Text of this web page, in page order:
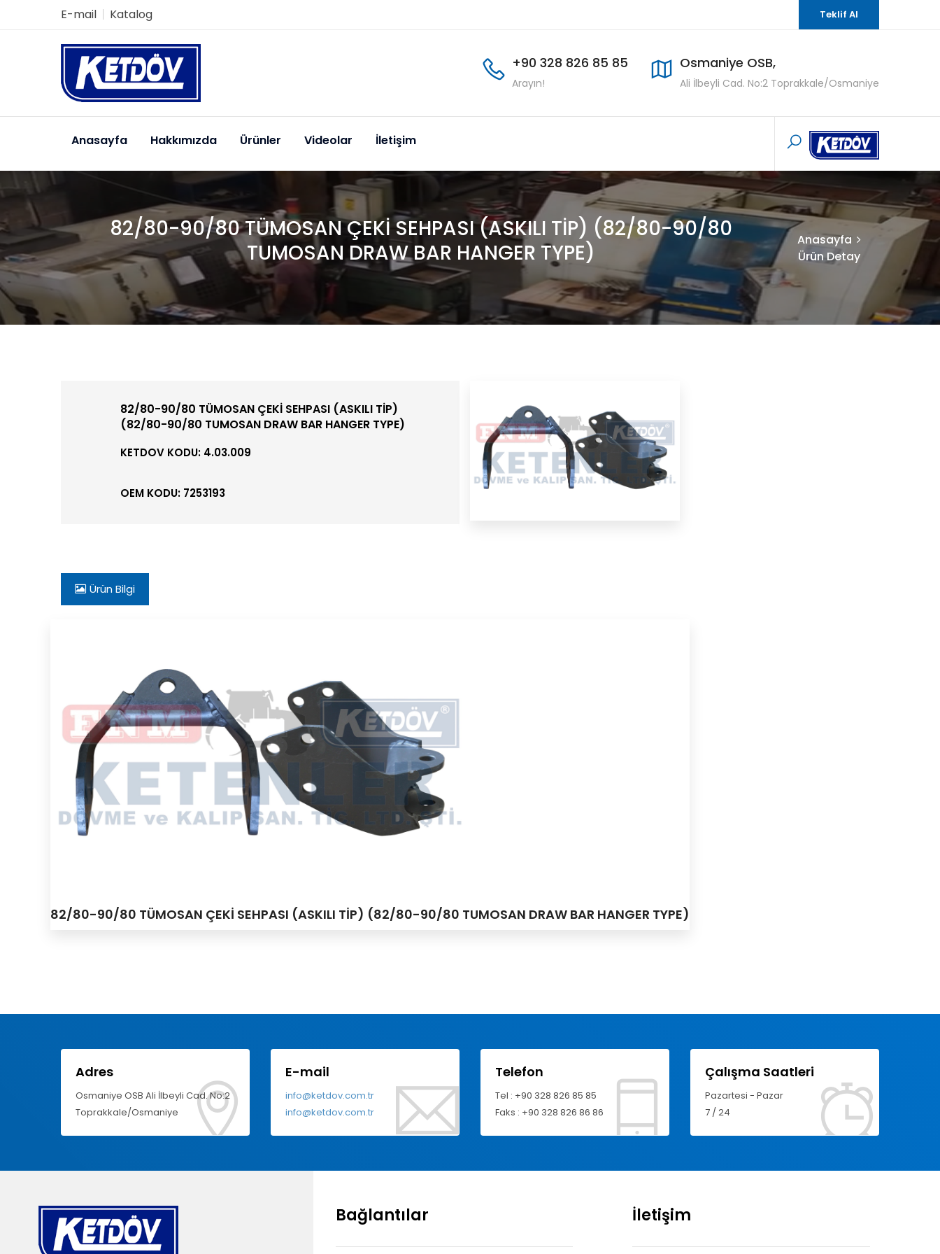
E-mail Katalog Teklif Al
+90 328 826 85 85
Arayın!
Osmaniye OSB,
Ali İlbeyli Cad. No:2 Toprakkale/Osmaniye
Anasayfa Hakkımızda Ürünler Videolar İletişim
82/80-90/80 TÜMOSAN ÇEKİ SEHPASI (ASKILI TİP) (82/80-90/80
TUMOSAN DRAW BAR HANGER TYPE)
Anasayfa
Ürün Detay
82/80-90/80 TÜMOSAN ÇEKİ SEHPASI (ASKILI TİP)
(82/80-90/80 TUMOSAN DRAW BAR HANGER TYPE)
KETDOV KODU: 4.03.009
OEM KODU: 7253193
Ürün Bilgi
82/80-90/80 TÜMOSAN ÇEKİ SEHPASI (ASKILI TİP) (82/80-90/80 TUMOSAN DRAW BAR HANGER TYPE)
Adres
Osmaniye OSB Ali İlbeyli Cad. No:2
Toprakkale/Osmaniye
E-mail
info@ketdov.com.tr
info@ketdov.com.tr
Telefon
Tel : +90 328 826 85 85
Faks : +90 328 826 86 86
Çalışma Saatleri
Pazartesi - Pazar
7 / 24
Bağlantılar İletişim